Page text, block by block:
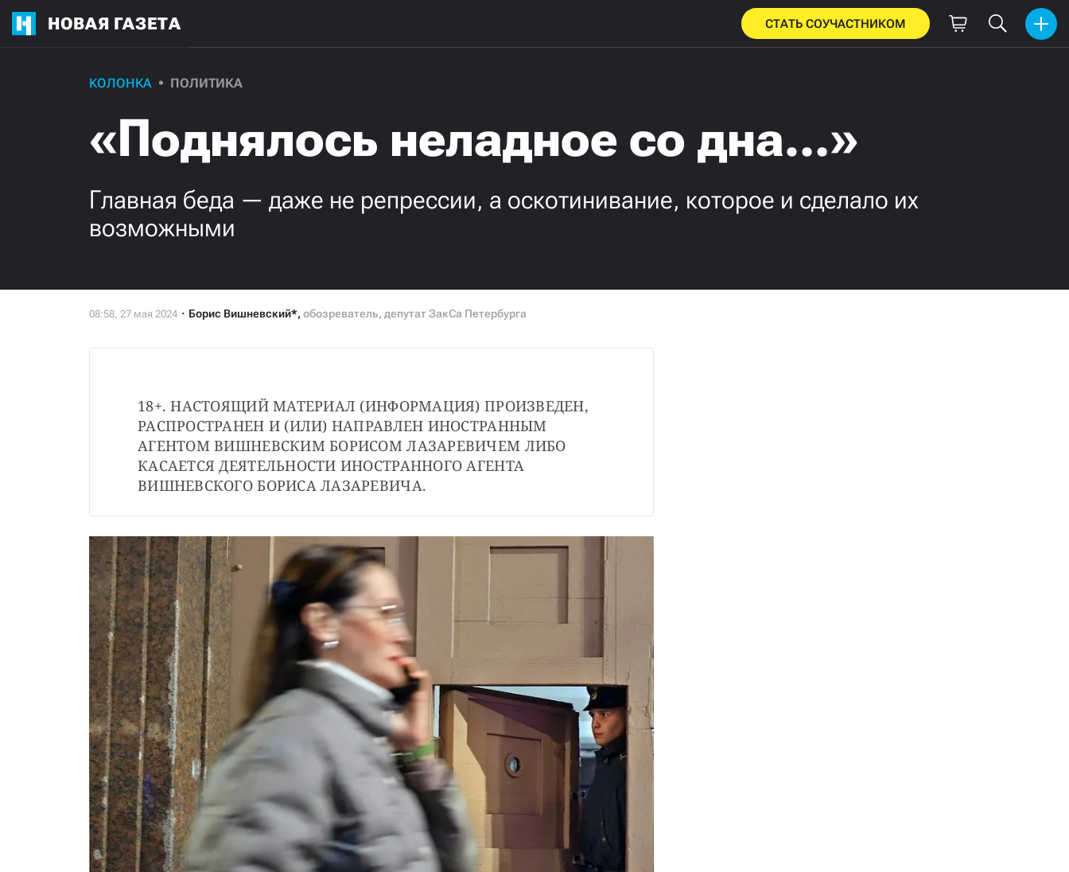
НОВАЯ ГАЗЕТА СТАТЬ СОУЧАСТНИКОМ
КОЛОНКА ПОЛИТИКА
«Поднялось неладное со дна…»
Главная беда — даже не репрессии, а оскотинивание, которое и сделало их
возможными
Борис Вишневский*, обозреватель, депутат ЗакСа Петербурга
18+. НАСТОЯЩИЙ МАТЕРИАЛ (ИНФОРМАЦИЯ) ПРОИЗВЕДЕН,
РАСПРОСТРАНЕН И (ИЛИ) НАПРАВЛЕН ИНОСТРАННЫМ
АГЕНТОМ ВИШНЕВСКИМ БОРИСОМ ЛАЗАРЕВИЧЕМ ЛИБО
КАСАЕТСЯ ДЕЯТЕЛЬНОСТИ ИНОСТРАННОГО АГЕНТА
ВИШНЕВСКОГО БОРИСА ЛАЗАРЕВИЧА.